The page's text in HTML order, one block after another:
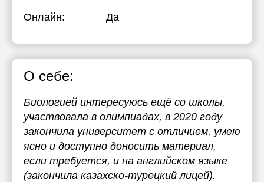
Онлайн: Да
О себе:
Биологией интересуюсь ещё со школы,
участвовала в олимпиадах, в 2020 году
закончила университет с отличием, умею
ясно и доступно доносить материал,
если требуется, и на английском языке
(закончила казахско-турецкий лицей).